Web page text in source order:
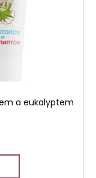
a eukalyptem